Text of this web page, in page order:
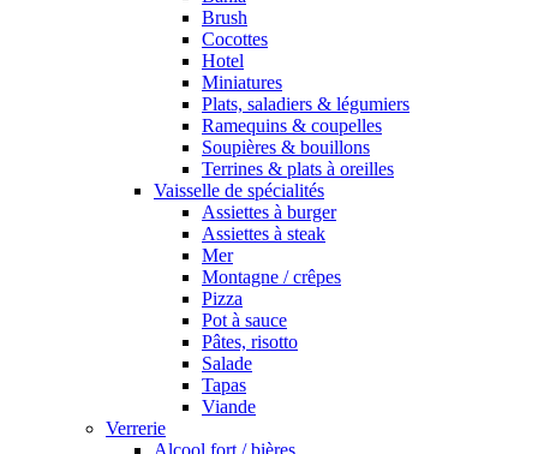
Brush
Cocottes
Hotel
Miniatures
Plats, saladiers & légumiers
Ramequins & coupelles
Soupières & bouillons
Terrines & plats à oreilles
Vaisselle de spécialités
Assiettes à burger
Assiettes à steak
Mer
Montagne / crêpes
Pizza
Pot à sauce
Pâtes, risotto
Salade
Tapas
Viande
Verrerie
Alcool fort / bières